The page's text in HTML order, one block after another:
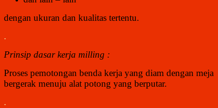
dengan ukuran dan kualitas tertentu.
.
Prinsip dasar kerja milling :
Proses pemotongan benda kerja yang diam dengan meja
bergerak menuju alat potong yang berputar.
.